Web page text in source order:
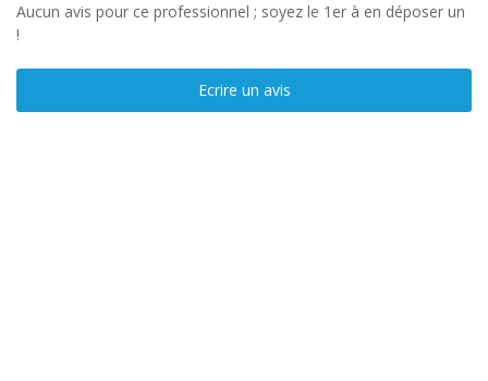
Aucun avis pour ce professionnel ; soyez le 1er à en déposer un
!
Ecrire un avis